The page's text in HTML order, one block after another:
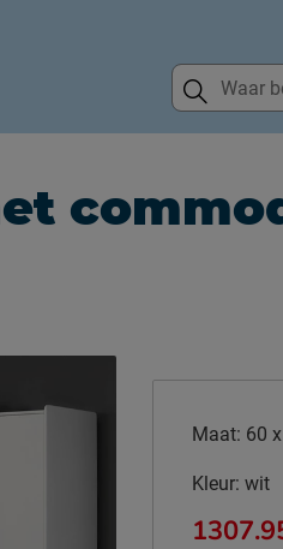
Maat: 60
Kleur: wit